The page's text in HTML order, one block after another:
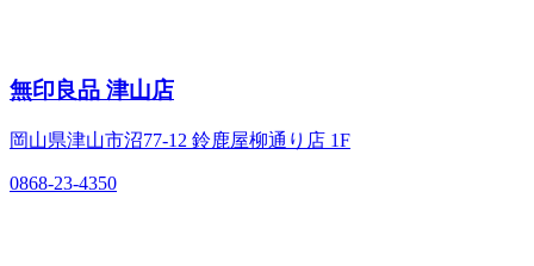
無印良品 津山店
岡山県津山市沼77-12 鈴鹿屋柳通り店 1F
0868-23-4350